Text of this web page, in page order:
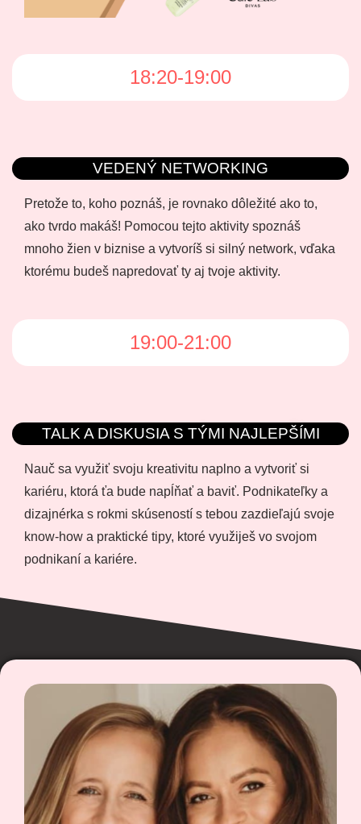
18:20-19:00
VEDENÝ NETWORKING
Pretože to, koho poznáš, je rovnako dôležité ako to,
ako tvrdo makáš! Pomocou tejto aktivity spoznáš
mnoho žien v biznise a vytvoríš si silný network, vďaka
ktorému budeš napredovať ty aj tvoje aktivity.
19:00-21:00
TALK A DISKUSIA S TÝMI NAJLEPŠÍMI
Nauč sa využiť svoju kreativitu naplno a vytvoriť si
kariéru, ktorá ťa bude napĺňať a baviť. Podnikateľky a
dizajnérka s rokmi skúseností s tebou zazdieľajú svoje
know-how a praktické tipy, ktoré využiješ vo svojom
podnikaní a kariére.